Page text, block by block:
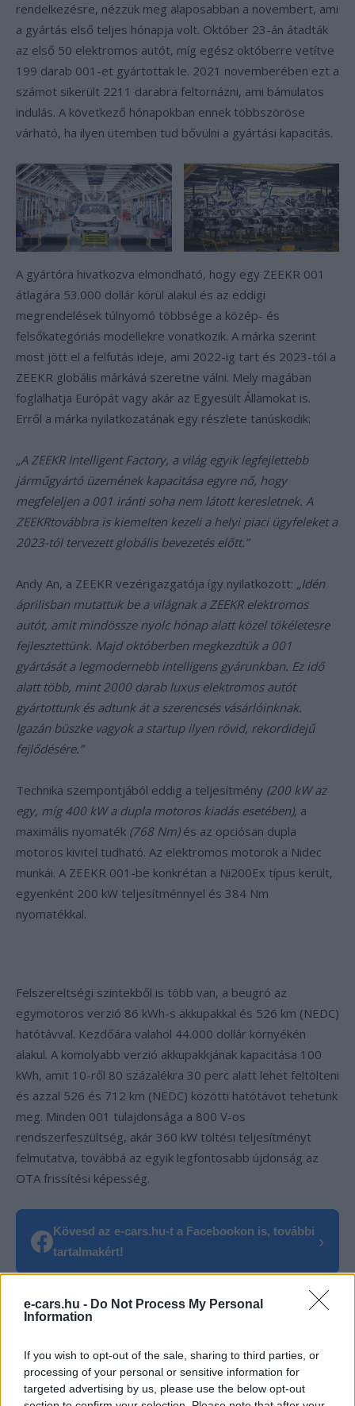
e-cars.hu - Do Not Process My Personal
Information
If you wish to opt-out of the sale, sharing to third parties, or
processing of your personal or sensitive information for
targeted advertising by us, please use the below opt-out
rendelkezésre, nézzük meg alaposabban a novembert, ami
a gyártás első teljes hónapja volt. Október 23-án átadták
az első 50 elektromos autót, míg egész októberre vetítve
199 darab 001-et gyártottak le. 2021 novemberében ezt a
számot sikerült 2211 darabra feltornázni, ami bámulatos
indulás. A következő hónapokban ennek többszöröse
várható, ha ilyen ütemben tud bővülni a gyártási kapacitás.
A gyártóra hivatkozva elmondható, hogy egy ZEEKR 001
átlagára 53.000 dollár körül alakul és az eddigi
megrendelések túlnyomó többsége a közép- és
felsőkategóriás modellekre vonatkozik. A márka szerint
most jött el a felfutás ideje, ami 2022-ig tart és 2023-tól a
ZEEKR globális márkává szeretne válni. Mely magában
foglalhatja Európát vagy akár az Egyesült Államokat is.
Erről a márka nyilatkozatának egy részlete tanúskodik:
„A ZEEKR Intelligent Factory, a világ egyik legfejlettebb
járműgyártó üzemének kapacitása egyre nő, hogy
megfeleljen a 001 iránti soha nem látott keresletnek. A
ZEEKRtovábbra is kiemelten kezeli a helyi piaci ügyfeleket a
2023-tól tervezett globális bevezetés előtt.”
Andy An, a ZEEKR vezérigazgatója így nyilatkozott: „Idén
áprilisban mutattuk be a világnak a ZEEKR elektromos
autót, amit mindössze nyolc hónap alatt közel tökéletesre
fejlesztettünk. Majd októberben megkezdtük a 001
gyártását a legmodernebb intelligens gyárunkban. Ez idő
alatt több, mint 2000 darab luxus elektromos autót
gyártottunk és adtunk át a szerencsés vásárlóinknak.
Igazán büszke vagyok a startup ilyen rövid, rekordidejű
fejlődésére.”
Technika szempontjából eddig a teljesítmény (200 kW az
egy, míg 400 kW a dupla motoros kiadás esetében), a
maximális nyomaték (768 Nm)és az opciósan dupla
motoros kivitel tudható. Az elektromos motorok a Nidec
munkái. A ZEEKR 001-be konkrétan a Ni200Ex típus került,
egyenként 200 kW teljesítménnyel és 384 Nm
nyomatékkal.
Felszereltségi szintekből is több van, a beugró az
egymotoros verzió 86 kWh-s akkupakkal és 526 km (NEDC)
hatótávval. Kezdőára valahol 44.000 dollár környékén
alakul. A komolyabb verzió akkupakkjának kapacitása 100
kWh, amit 10-ről 80 százalékra 30 perc alatt lehet feltölteni
és azzal 526 és 712 km (NEDC) közötti hatótávot tehetünk
meg. Minden 001 tulajdonsága a 800 V-os
rendszerfeszültség, akár 360 kW töltési teljesítményt
felmutatva, továbbá az egyik legfontosabb újdonság az
OTA frissítési képesség.
Kövesd az e-cars.hu-t a Facebookon is, további
tartalmakért!
›
CÍMKÉK Eladási statisztika Elektromobilitás
Elektromos autó
Zeekr 001